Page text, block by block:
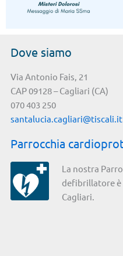
Dove siamo
Via Antonio Fais, 21
CAP 09128 – Cagliari (CA)
070 403 250
santalucia.cagliari@tiscali.it
Parrocchia
La nostra
defibrillatore è
Cagliari.